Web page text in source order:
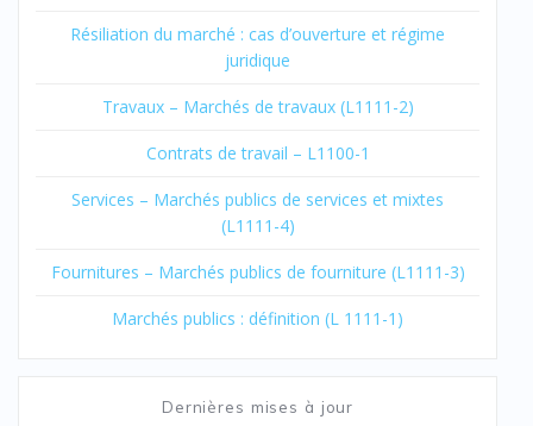
Résiliation du marché : cas d’ouverture et régime
juridique
Travaux – Marchés de travaux (L1111-2)
Contrats de travail – L1100-1
Services – Marchés publics de services et mixtes
(L1111-4)
Fournitures – Marchés publics de fourniture (L1111-3)
Marchés publics : définition (L 1111-1)
Dernières mises à jour